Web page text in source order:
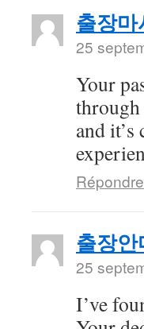
출장마
25
Your
and
Répondre
출장안
25
I’ve